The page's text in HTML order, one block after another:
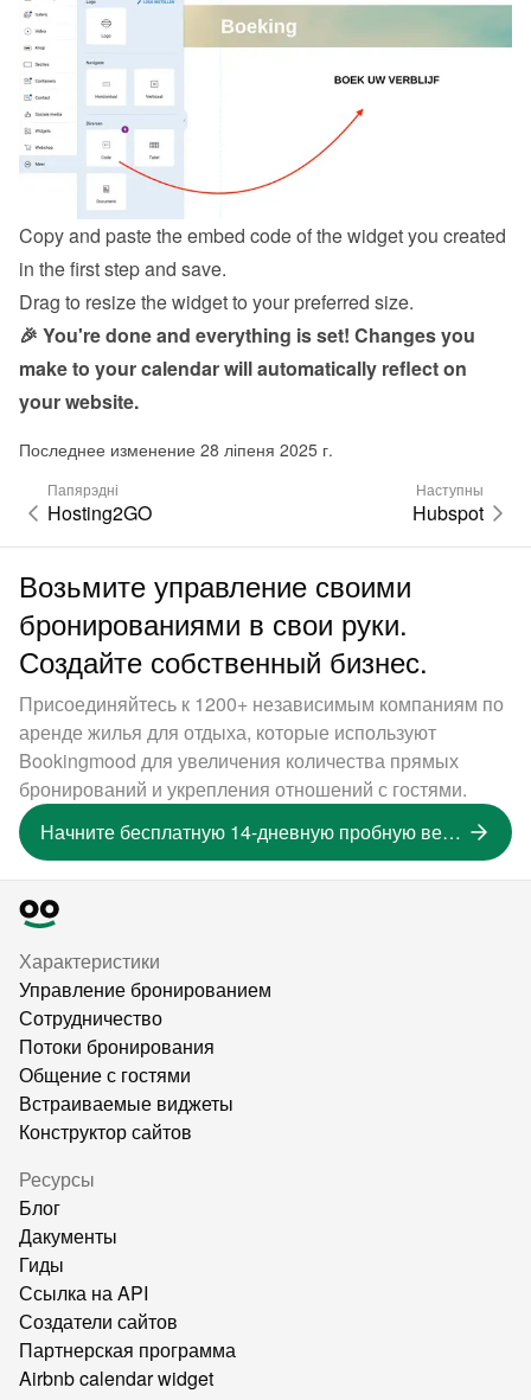
Copy and paste the embed code of the widget you created
in the first step and save.
Drag to resize the widget to your preferred size.
🎉 You're done and everything is set! Changes you
make to your calendar will automatically reflect on
your website.
Последнее изменение 28 ліпеня 2025 г.
Папярэдні
Hosting2GO
Наступны
Hubspot
Возьмите управление своими
бронированиями в свои руки.
Создайте собственный бизнес.
Присоединяйтесь к 1200+ независимым компаниям по
аренде жилья для отдыха, которые используют
Bookingmood для увеличения количества прямых
бронирований и укрепления отношений с гостями.
Начните бесплатную 14-дневную пробную версию
Характеристики
Управление бронированием
Сотрудничество
Потоки бронирования
Общение с гостями
Встраиваемые виджеты
Конструктор сайтов
Ресурсы
Блог
Дакументы
Гиды
Ссылка на API
Создатели сайтов
Партнерская программа
Airbnb calendar widget